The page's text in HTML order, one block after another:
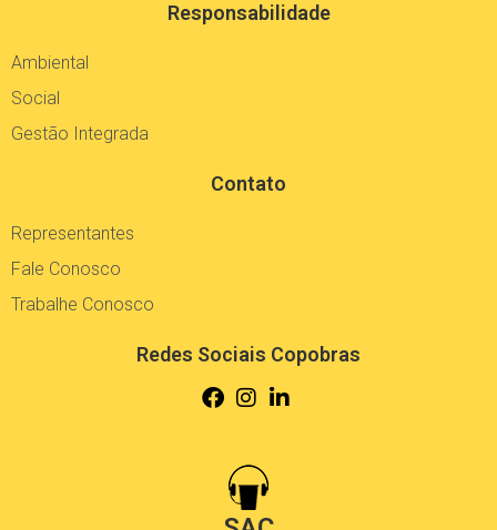
Responsabilidade
Ambiental
Social
Gestão Integrada
Contato
Representantes
Fale Conosco
Trabalhe Conosco
Redes Sociais Copobras